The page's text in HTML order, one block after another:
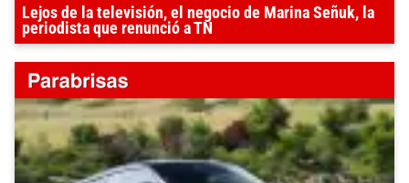
Lejos de la televisión, el negocio de Marina Señuk, la
periodista que renunció a TN